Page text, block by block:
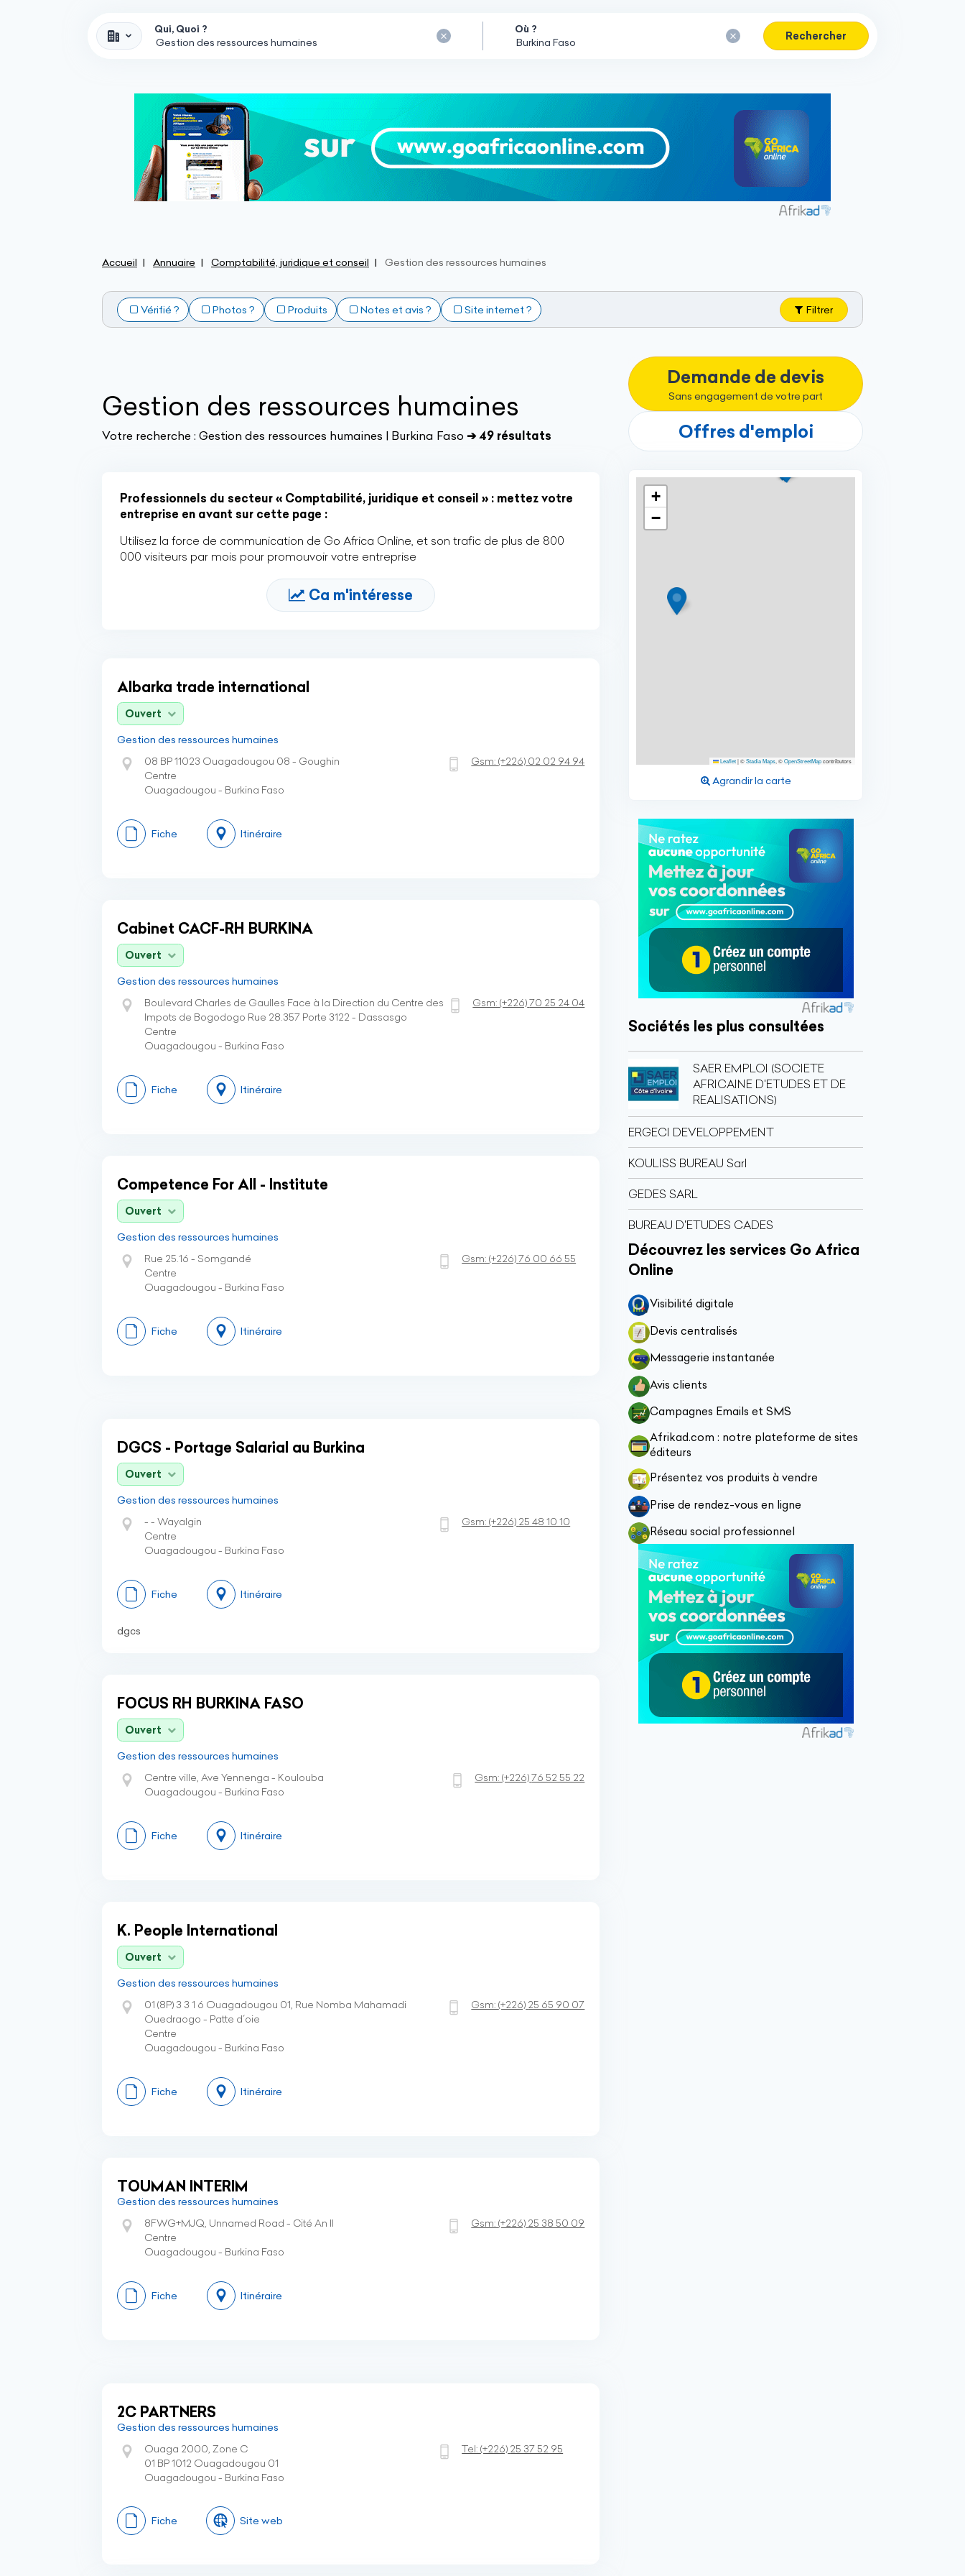
Qui, Quoi ? Où ?
Rechercher
Accueil Annuaire Comptabilité, juridique et conseil Gestion des ressources humaines
Vérifié ? Photos ? Produits Notes et avis ? Site internet ? Filtrer
Gestion des ressources humaines
Votre recherche : Gestion des ressources humaines | Burkina Faso ➔ 49 résultats
Professionnels du secteur « Comptabilité, juridique et conseil » : mettez votre
entreprise en avant sur cette page :
Utilisez la force de communication de Go Africa Online, et son trafic de plus de 800
000 visiteurs par mois pour promouvoir votre entreprise
Ca m'intéresse
Albarka trade international
Ouvert
Gestion des ressources humaines
08 BP 11023 Ouagadougou 08 - Goughin
Centre
Ouagadougou - Burkina Faso
Gsm:(+226) 02 02 94 94
Fiche Itinéraire
Cabinet CACF-RH BURKINA
Ouvert
Gestion des ressources humaines
Boulevard Charles de Gaulles Face à la Direction du Centre des
Impots de Bogodogo Rue 28.357 Porte 3122 - Dassasgo
Centre
Ouagadougou - Burkina Faso
Gsm:(+226)70 25 24 04
Fiche Itinéraire
Competence For All - Institute
Ouvert
Gestion des ressources humaines
Rue 25.16 - Somgandé
Centre
Ouagadougou - Burkina Faso
Gsm:(+226)76 00 66 55
Fiche Itinéraire
DGCS - Portage Salarial au Burkina
Ouvert
Gestion des ressources humaines
- - Wayalgin
Centre
Ouagadougou - Burkina Faso
Gsm:(+226) 25 48 10 10
Fiche Itinéraire
dgcs
FOCUS RH BURKINA FASO
Ouvert
Gestion des ressources humaines
Centre ville, Ave Yennenga - Koulouba
Ouagadougou - Burkina Faso
Gsm:(+226)76 52 55 22
Fiche Itinéraire
K. People International
Ouvert
Gestion des ressources humaines
01 (8P) 3 3 1 6 Ouagadougou 01, Rue Nomba Mahamadi
Ouedraogo - Patte d´oie
Centre
Ouagadougou - Burkina Faso
Gsm:(+226) 25 65 90 07
Fiche Itinéraire
TOUMAN INTERIM
Gestion des ressources humaines
8FWG+MJQ, Unnamed Road - Cité An II
Centre
Ouagadougou - Burkina Faso
Gsm:(+226) 25 38 50 09
Fiche Itinéraire
2C PARTNERS
Gestion des ressources humaines
Ouaga 2000, Zone C
01 BP 1012 Ouagadougou 01
Ouagadougou - Burkina Faso
Tel:(+226) 25 37 52 95
Fiche Site web
Demande de devis
Sans engagement de votre part
Offres d'emploi
+
−
Leaflet|©Stadia Maps, ©OpenStreetMapcontributors
Agrandir la carte
Sociétés les plus consultées
SAER EMPLOI (SOCIETE
AFRICAINE D'ETUDES ET DE
REALISATIONS)
ERGECI DEVELOPPEMENT
KOULISS BUREAU Sarl
GEDES SARL
BUREAU D'ETUDES CADES
Découvrez les services Go Africa
Online
Visibilité digitale
Devis centralisés
Messagerie instantanée
Avis clients
Campagnes Emails et SMS
Afrikad.com : notre plateforme de sites
éditeurs
Présentez vos produits à vendre
Prise de rendez-vous en ligne
Réseau social professionnel